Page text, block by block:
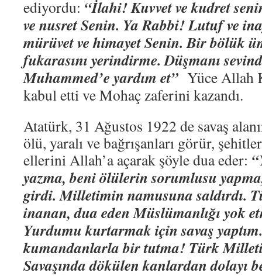
ediyordu: “İlahi! Kuvvet ve kudret
ve nusret Senin. Ya Rabbi! Lutuf ve
mürüvet ve himayet Senin. Bir bölük
fukarasını yerindirme. Düşmanı
Muhammed’e yardım et” Yüce Allah
kabul etti ve Mohaç zaferini kazandı.
Atatürk, 31 Ağustos 1922 de savaş
ölü, yaralı ve bağrışanları görür,
ellerini Allah’a açarak şöyle dua eder:
yazma, beni ölülerin sorumlusu
girdi. Milletimin namusuna saldırdı.
inanan, dua eden Müslümanlığı yok
Yurdumu kurtarmak için savaş
kumandanlarla bir tutma! Türk
Savaşında dökülen kanlardan dolayı